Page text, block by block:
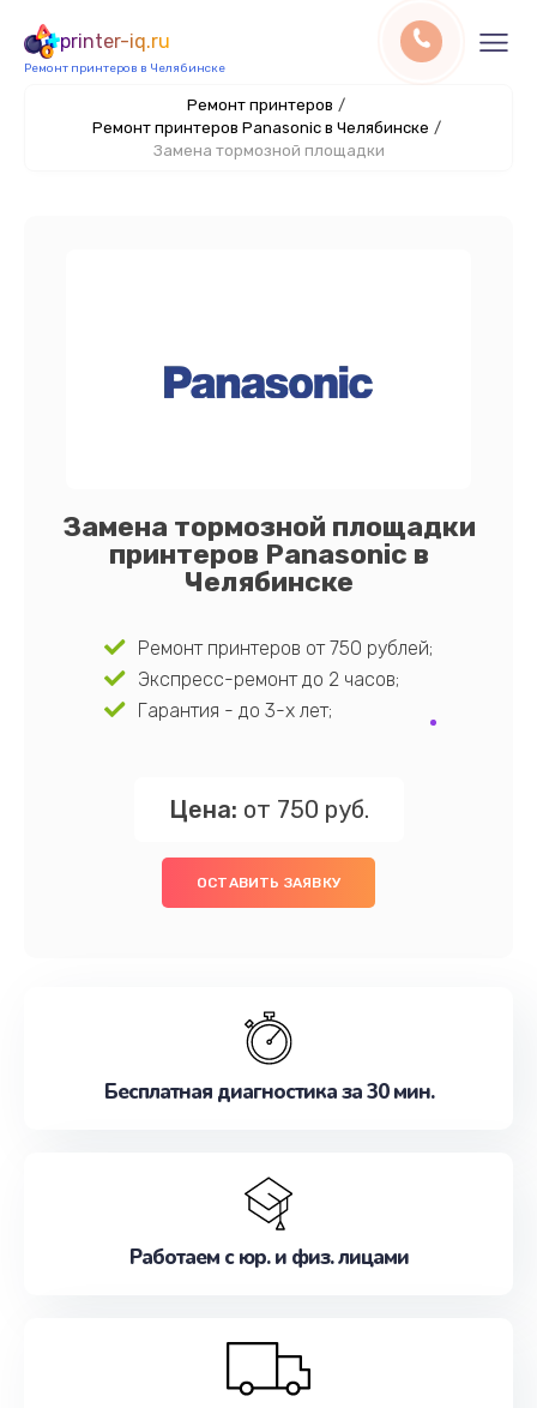
printer-iq.ru
Ремонт принтеров в Челябинске
Ремонт принтеров /
Ремонт принтеров Panasonic в Челябинске /
Замена тормозной площадки
Замена тормозной площадки
принтеров Panasonic в
Челябинске
Ремонт принтеров от 750 рублей;
Экспресс-ремонт до 2 часов;
Гарантия - до 3-х лет;
Цена: от 750 руб.
ОСТАВИТЬ ЗАЯВКУ
Бесплатная диагностика за 30 мин.
Работаем с юр. и физ. лицами